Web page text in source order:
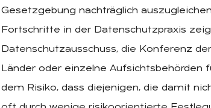
Gesetzgebung nachträglich
Fortschritte in der Datenschutzpraxis
Datenschutzausschuss, die Konferenz
Länder oder einzelne
dem Risiko, dass diejenigen, die damit